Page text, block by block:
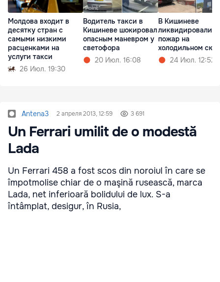
Молдова входит в
десятку стран с
самыми низкими
расценками на
услуги такси
26 Июл. 19:30
Водитель такси в
Кишиневе шокировал
опасным маневром у
светофора
20 Июл. 16:08
В Кишиневе
ликвидировали
пожар на
холодильном
24 Июл. 12:52
Antena3 2 апреля 2013, 12:59 3 691
Un Ferrari umilit de o modestă
Lada
Un Ferrari 458 a fost scos din noroiul în care se
împotmolise chiar de o maşină rusească, marca
Lada, net inferioară bolidului de lux. S-a
întâmplat, desigur, în Rusia,